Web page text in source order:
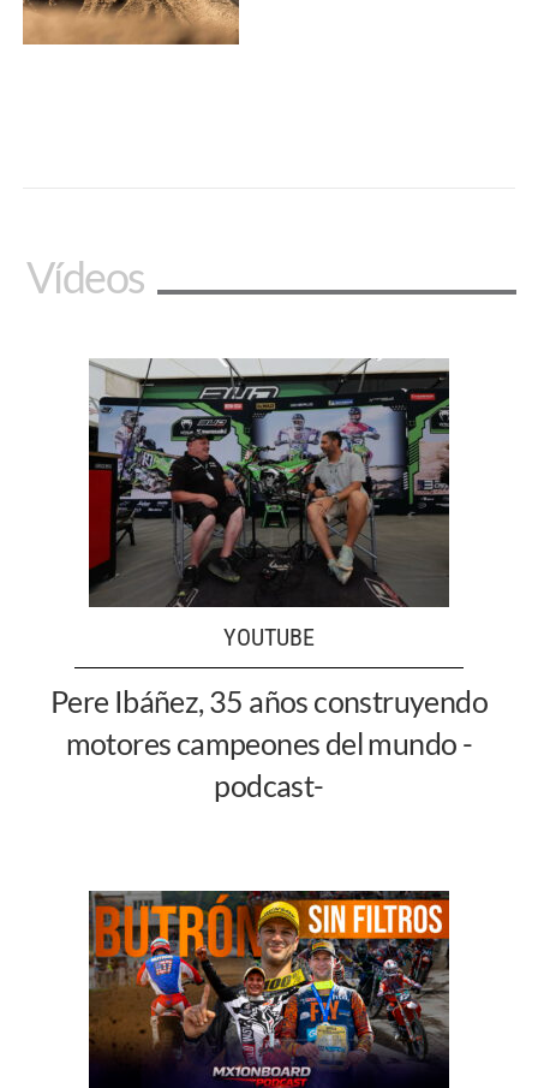
Vídeos
YOUTUBE
Pere Ibáñez, 35 años construyendo
motores campeones del mundo -
podcast-